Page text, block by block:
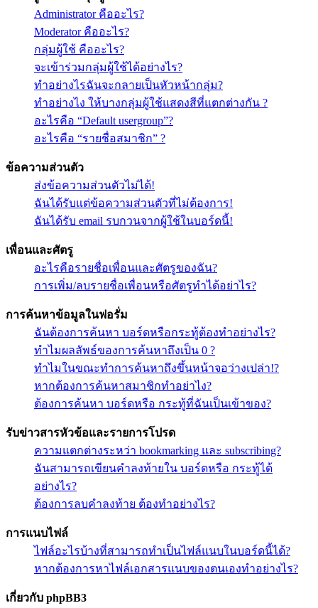
Administrator คืออะไร?
Moderator คืออะไร?
กลุ่มผู้ใช้ คืออะไร?
จะเข้าร่วมกลุ่มผู้ใช้ได้อย่างไร?
ทำอย่างไรฉันจะกลายเป็นหัวหน้ากลุ่ม?
ทำอย่างไง ให้บางกลุ่มผู้ใช้แสดงสีที่แตกต่างกัน ?
อะไรคือ “Default usergroup”?
อะไรคือ “รายชื่อสมาชิก” ?
ข้อความส่วนตัว
ส่งข้อความส่วนตัวไม่ได้!
ฉันได้รับแต่ข้อความส่วนตัวที่ไม่ต้องการ!
ฉันได้รับ email รบกวนจากผู้ใช้ในบอร์ดนี้!
เพื่อนและศัตรู
อะไรคือรายชื่อเพื่อนและศัตรูของฉัน?
การเพิ่ม/ลบรายชื่อเพื่อนหรือศัตรูทำได้อย่าไร?
การค้นหาข้อมูลในฟอรั่ม
ฉันต้องการค้นหา บอร์ดหรือกระทู้ต้องทำอย่างไร?
ทำไมผลลัพธ์ของการค้นหาถึงเป็น 0 ?
ทำไมในขณะทำการค้นหาถึงขึ้นหน้าจอว่างเปล่า!?
หากต้องการค้นหาสมาชิกทำอย่าไง?
ต้องการค้นหา บอร์ดหรือ กระทู้ที่ฉันเป็นเข้าของ?
รับข่าวสารหัวข้อและรายการโปรด
ความแตกต่างระหว่า bookmarking และ subscribing?
ฉันสามารถเขียนคำลงท้ายใน บอร์ดหรือ กระทู้ได้
อย่างไร?
ต้องการลบคำลงท้าย ต้องทำอย่างไร?
การแนบไฟล์
ไฟล์อะไรบ้างที่สามารถทำเป็นไฟล์แนบในบอร์ดนี้ได้?
หากต้องการหาไฟล์เอกสารแนบของตนเองทำอย่างไร?
เกี่ยวกับ phpBB3